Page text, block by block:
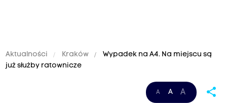
Aktualności Kraków
Wypadek na A4. Na miejscu są
już służby ratownicze
A A A share